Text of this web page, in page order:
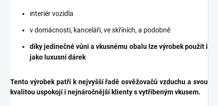
interiér vozidla
v domácnosti, kanceláři, ve skříních, a podobně
díky jedinečné vůni a vkusnému obalu lze výrobek použít i
jako luxusní dárek
Tento výrobek patří k nejvyšší řadě osvěžovačů vzduchu a svou
kvalitou uspokojí i nejnáročnější klienty s vytříbeným vkusem.